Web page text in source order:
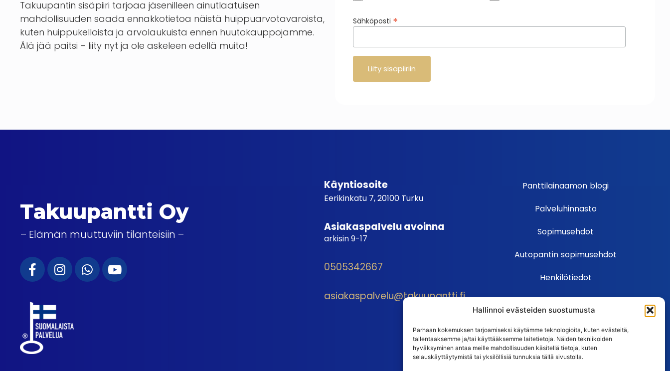
Hallinnoi evästeiden suostumusta
Parhaan kokemuksen tarjoamiseksi käytämme teknologioita, kuten evästeitä,
tallentaaksemme ja/tai käyttääksemme laitetietoja. Näiden tekniikoiden
hyväksyminen antaa meille mahdollisuuden käsitellä tietoja, kuten
selauskäyttäytymistä tai yksilöllisiä tunnuksia tällä sivustolla.
Takuupantin sisäpiiri tarjoaa jäsenilleen ainutlaatuisen
mahdollisuuden saada ennakkotietoa näistä huippuarvotavaroista,
kuten huippukelloista ja arvolaukuista ennen huutokauppojamme.
Älä jää paitsi – liity nyt ja ole askeleen edellä muita!
Sähköposti *
Takuupantti Oy
– Elämän muuttuviin tilanteisiin –
Käyntiosoite
Eerikinkatu 7, 20100 Turku
Asiakaspalvelu avoinna
arkisin 9-17
0505342667
asiakaspalvelu@takuupantti.fi
Panttilainaamon blogi
Palveluhinnasto
Sopimusehdot
Autopantin sopimusehdot
Henkilötiedot
Ehdot
Usein kysytyt kysymykset